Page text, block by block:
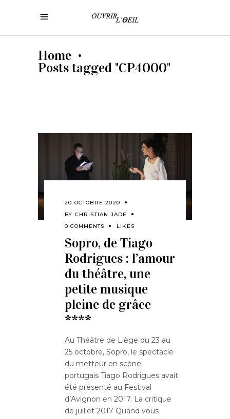
Home •
Posts tagged "CP4000"
20 OCTOBRE 2020
BY CHRISTIAN JADE
0 COMMENTS
LIKES
Sopro, de Tiago
Rodrigues : l’amour
du théâtre, une
petite musique
pleine de grâce
****
Au Théâtre de Liège du 23 au
25 octobre, Sopro, le spectacle
du metteur en scène
portugais Tiago Rodrigues avait
été présenté au Festival
d’Avignon en 2017. La critique
de juillet 2017 Quand vous